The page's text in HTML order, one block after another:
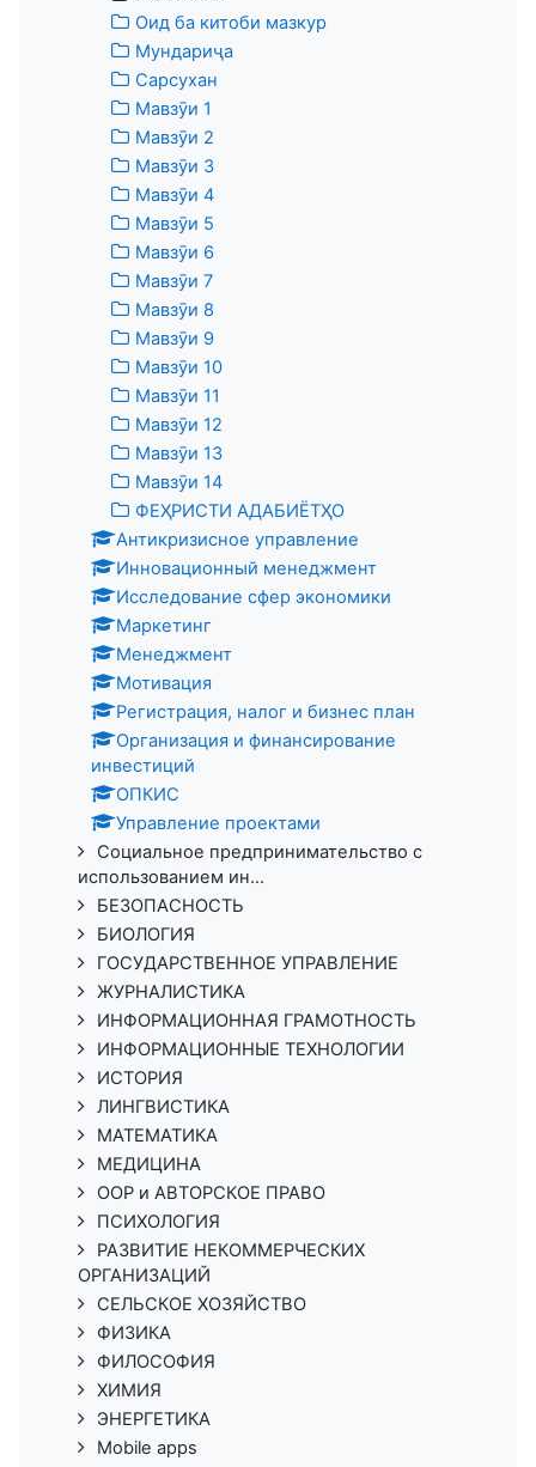
Оид ба китоби мазкур
Мундариҷа
Сарсухан
Мавзӯи 1
Мавзӯи 2
Мавзӯи 3
Мавзӯи 4
Мавзӯи 5
Мавзӯи 6
Мавзӯи 7
Мавзӯи 8
Мавзӯи 9
Мавзӯи 10
Мавзӯи 11
Мавзӯи 12
Мавзӯи 13
Мавзӯи 14
ФЕҲРИСТИ АДАБИЁТҲО
Антикризисное управление
Инновационный менеджмент
Исследование сфер экономики
Маркетинг
Менеджмент
Мотивация
Регистрация, налог и бизнес план
Организация и финансирование
инвестиций
ОПКИС
Управление проектами
Социальное предпринимательство с
использованием ин...
БЕЗОПАСНОСТЬ
БИОЛОГИЯ
ГОСУДАРСТВЕННОЕ УПРАВЛЕНИЕ
ЖУРНАЛИСТИКА
ИНФОРМАЦИОННАЯ ГРАМОТНОСТЬ
ИНФОРМАЦИОННЫЕ ТЕХНОЛОГИИ
ИСТОРИЯ
ЛИНГВИСТИКА
МАТЕМАТИКА
МЕДИЦИНА
ООР и АВТОРСКОЕ ПРАВО
ПСИХОЛОГИЯ
РАЗВИТИЕ НЕКОММЕРЧЕСКИХ
ОРГАНИЗАЦИЙ
СЕЛЬСКОЕ ХОЗЯЙСТВО
ФИЗИКА
ФИЛОСОФИЯ
ХИМИЯ
ЭНЕРГЕТИКА
Mobile apps